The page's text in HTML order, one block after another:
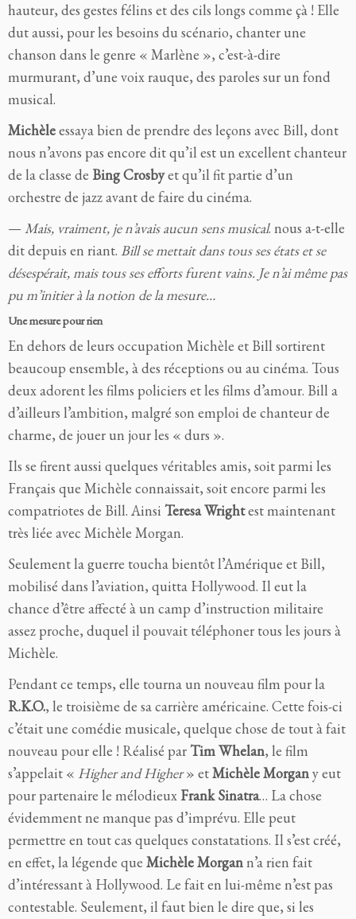
hauteur, des gestes félins et des cils longs comme çà ! Elle
dut aussi, pour les besoins du scénario, chanter une
chanson dans le genre « Marlène », c’est-à-dire
murmurant, d’une voix rauque, des paroles sur un fond
musical.
Michèleessaya bien de prendre des leçons avec Bill, dont
nous n’avons pas encore dit qu’il est un excellent chanteur
de la classe de Bing Crosbyet qu’il fit partie d’un
orchestre de jazz avant de faire du cinéma.
—Mais, vraiment, je n’avais aucun sens musical. nous a-t-elle
dit depuis en riant. Bill se mettait dans tous ses états et se
désespérait, mais tous ses efforts furent vains. Je n’ai même pas
pu m’initier à la notion de la mesure…
Une mesure pour rien
En dehors de leurs occupation Michèle et Bill sortirent
beaucoup ensemble, à des réceptions ou au cinéma. Tous
deux adorent les films policiers et les films d’amour. Bill a
d’ailleurs l’ambition, malgré son emploi de chanteur de
charme, de jouer un jour les « durs ».
Ils se firent aussi quelques véritables amis, soit parmi les
Français que Michèle connaissait, soit encore parmi les
compatriotes de Bill. Ainsi Teresa Wrightest maintenant
très liée avec Michèle Morgan.
Seulement la guerre toucha bientôt l’Amérique et Bill,
mobilisé dans l’aviation, quitta Hollywood. Il eut la
chance d’être affecté à un camp d’instruction militaire
assez proche, duquel il pouvait téléphoner tous les jours à
Michèle.
Pendant ce temps, elle tourna un nouveau film pour la
R.K.O., le troisième de sa carrière américaine. Cette fois-ci
c’était une comédie musicale, quelque chose de tout à fait
nouveau pour elle ! Réalisé par Tim Whelan, le film
s’appelait « Higher and Higher» etMichèle Morgany eut
pour partenaire le mélodieux Frank Sinatra… La chose
évidemment ne manque pas d’imprévu. Elle peut
permettre en tout cas quelques constatations. Il s’est créé,
en effet, la légende que Michèle Morgann’a rien fait
d’intéressant à Hollywood. Le fait en lui-même n’est pas
contestable. Seulement, il faut bien le dire que, si les